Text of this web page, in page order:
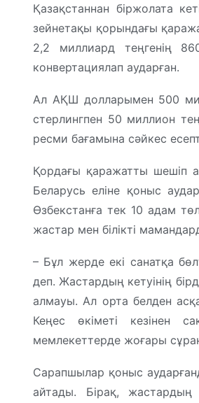
Қазақстаннан біржолата
зейнетақы қорындағы
2,2 миллиард теңгенің
конвертациялап аударған.
Ал АҚШ долларымен 500
стерлингпен 50 миллион
ресми бағамына сәйкес
Қордағы қаражатты шешіп
Беларусь еліне қоныс
Өзбекстанға тек 10 адам
жастар мен білікті
– Бұл жерде екі санатқа
деп. Жастардың кетуінің
алмауы. Ал орта белден
Кеңес өкіметі кезінен
мемлекеттерде жоғары
Сарапшылар қоныс
айтады. Бірақ, жастардың